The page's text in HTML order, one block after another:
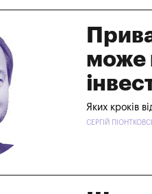
може
Яких кроків
СЕРГІЙ